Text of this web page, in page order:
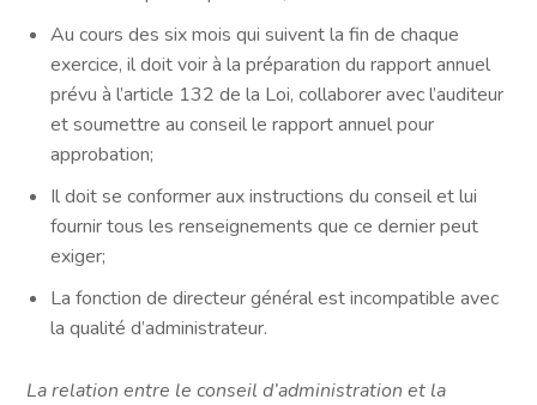
Au cours des six mois qui suivent la fin de chaque
exercice, il doit voir à la préparation du rapport annuel
prévu àl’article 132 de la Loi, collaborer avec l’auditeur
et soumettre au conseil le rapport annuel pour
approbation;
Il doit se conformer aux instructions du conseil et lui
fournir tous les renseignements que ce dernier peut
exiger;
La fonction de directeur général est incompatible avec
la qualité d’administrateur.
La relation entre le conseil d’administration et la